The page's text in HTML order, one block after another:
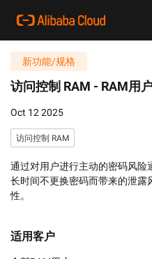
新功能/规格
访问控制 RAM - RAM用
Oct 12 2025
访问控制 RAM
通过对用户进行主动的密码风险
长时间不更换密码而带来的泄
性。
适用客户